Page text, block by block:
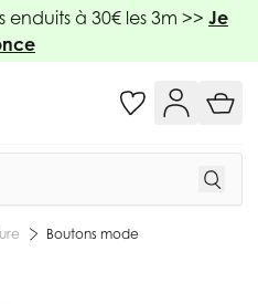
à 30€ les 3m >> Je
Boutons mode